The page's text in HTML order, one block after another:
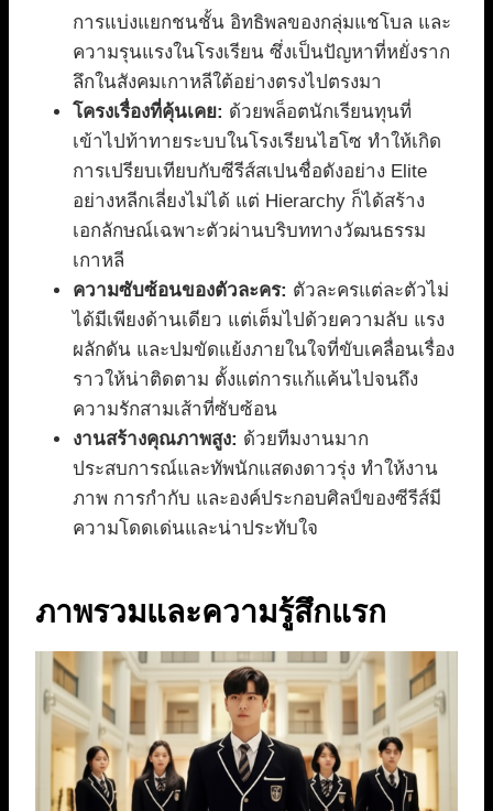
การแบ่งแยกชนชั้น อิทธิพลของกลุ่มแชโบล และ
ความรุนแรงในโรงเรียน ซึ่งเป็นปัญหาที่หยั่งราก
ลึกในสังคมเกาหลีใต้อย่างตรงไปตรงมา
โครงเรื่องที่คุ้นเคย: ด้วยพล็อตนักเรียนทุนที่
เข้าไปท้าทายระบบในโรงเรียนไฮโซ ทำให้เกิด
การเปรียบเทียบกับซีรีส์สเปนชื่อดังอย่าง Elite
อย่างหลีกเลี่ยงไม่ได้ แต่ Hierarchy ก็ได้สร้าง
เอกลักษณ์เฉพาะตัวผ่านบริบททางวัฒนธรรม
เกาหลี
ความซับซ้อนของตัวละคร: ตัวละครแต่ละตัวไม่
ได้มีเพียงด้านเดียว แต่เต็มไปด้วยความลับ แรง
ผลักดัน และปมขัดแย้งภายในใจที่ขับเคลื่อนเรื่อง
ราวให้น่าติดตาม ตั้งแต่การแก้แค้นไปจนถึง
ความรักสามเส้าที่ซับซ้อน
งานสร้างคุณภาพสูง: ด้วยทีมงานมาก
ประสบการณ์และทัพนักแสดงดาวรุ่ง ทำให้งาน
ภาพ การกำกับ และองค์ประกอบศิลป์ของซีรีส์มี
ความโดดเด่นและน่าประทับใจ
ภาพรวมและความรู้สึกแรก